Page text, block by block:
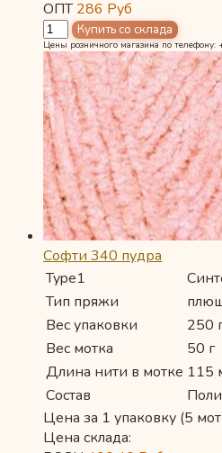
ОПТ286 Руб
Цены розничного магазина по
Софти 340 пудра
Type1
Тип пряжи
Вес упаковки
250
Вес мотка
50 г
Длина нити в мотке 115
Состав
Цена за 1 упаковку (5
Цена склада: